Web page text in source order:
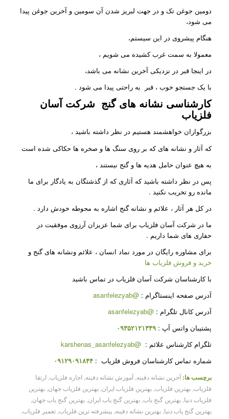
دومین جوغن تک و در جهت لبریز شدن آن سومین و آخرین جوغن پیدا
می شود،
هنگام پیشروی در این سیستم،
معمولا به سمت غرب کشیده می شویم ،
در اینجا قبر در نزدیکی آخرین نشانه می باشد،
با یک جستجو خوب ، قبر به راحتی پیدا می شود .
کارشناسی نشانه های گنج شرکت آسان
فلزیاب
بزرگواران خواهشمند هستیم در نظر داشته باشید ،
که آثار و نشانه های که بر روی سنگ ها و صخره ها حکاکی شده است
به هیچ عنوان حامل هدیه ها و گنج نیستند ،
پس در نظر داشته باشید که آثاری که از گذشتگان به یادگار برای ما
مانده رو تخریب نکنید .
در کل هر آثار ، علائم و نشانه گنج اشاره به محوطه خودش دارد .
ما در شرکت آسان فلزیاب برای شما عزیزان آرزوی موفقیت در
حفاری های شما داریم .
برای مشاوره رایگان در مورد نماد انسان ، علائم ونشانه های گنج و
خرید و فروش فلزیاب ها
با کارشناسان شرکت آسان فلزیاب در تماس باشید
آدرس صفحه اینستاگرام : @asanfelezyab
آدرس کانال تلگرام : @asanfelezyab
پشتیبان واتس آپ : ۰۹۳۵۲۱۲۱۳۴۹
تلگرام کارشناس علائم : @karshenas_asanfelezyab
شماره تماس کارشناسان فروش فلزیاب : ۰۹۱۲۹۰۹۱۸۴۴
برچسب ها: آخرین نشانه دفینه ,آموزش نشانه دفینه اجاره فلزیاب ارتقا
فلزیاب بهترین فلزیاب بهترین فلزیاب ایران بهترین فلزیاب جهان بهترین
فلزیاب دنیا بهترین گنج یاب بهترین گنج یاب ایران بهترین گنج یاب جهان
بهترین گنج یاب دنیا بهترین نشانه دفینه پیشرفته ترین فلزیاب تعمیر فلزیاب